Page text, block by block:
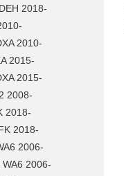
2018-
2010-
2015-
2015-
2008-
2018-
2018-
2006-
2006-